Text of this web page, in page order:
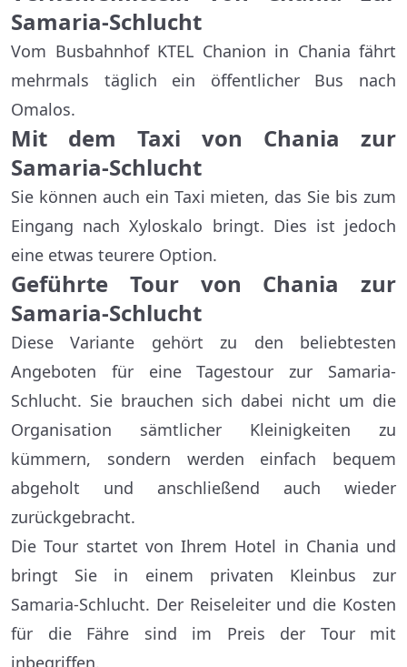
Samaria-Schlucht
Vom Busbahnhof KTEL Chanion in Chania fährt
mehrmals täglich ein öffentlicher Bus nach
Omalos.
Mit dem Taxi von Chania zur
Samaria-Schlucht
Sie können auch ein Taxi mieten, das Sie bis zum
Eingang nach Xyloskalo bringt. Dies ist jedoch
eine etwas teurere Option.
Geführte Tour von Chania zur
Samaria-Schlucht
Diese Variante gehört zu den beliebtesten
Angeboten für eine Tagestour zur Samaria-
Schlucht. Sie brauchen sich dabei nicht um die
Organisation sämtlicher Kleinigkeiten zu
kümmern, sondern werden einfach bequem
abgeholt und anschließend auch wieder
zurückgebracht.
Die Tour startet von Ihrem Hotel in Chania und
bringt Sie in einem privaten Kleinbus zur
Samaria-Schlucht. Der Reiseleiter und die Kosten
für die Fähre sind im Preis der Tour mit
inbegriffen.